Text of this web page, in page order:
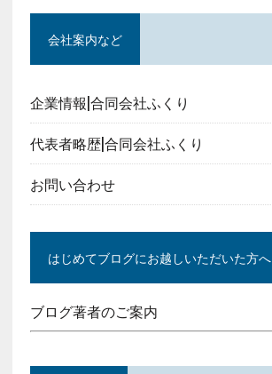
会社案内など
企業情報|合同会社ふくり
代表者略歴|合同会社ふくり
お問い合わせ
はじめてブログにお越しいただいた方へ
ブログ著者のご案内